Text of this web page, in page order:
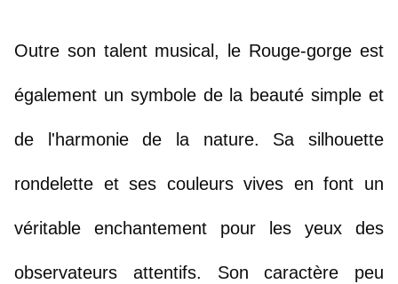
Outre son talent musical, le Rouge-gorge est
également un symbole de la beauté simple et
de l'harmonie de la nature. Sa silhouette
rondelette et ses couleurs vives en font un
véritable enchantement pour les yeux des
observateurs attentifs. Son caractère peu